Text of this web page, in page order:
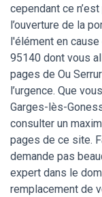
cependant ce
l’ouverture de la
l'élément en
95140 dont vous
pages de Ou
l’urgence. Que
Garges-lès-
consulter un
pages de ce site.
demande pas
expert dans le
remplacement de